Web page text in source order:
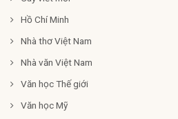
Hồ Chí Minh
Nhà thơ Việt Nam
Nhà văn Việt Nam
Văn học Thế giới
Văn học Mỹ